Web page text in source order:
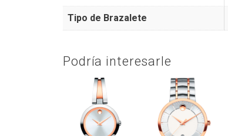
Tipo de Brazalete
Podría interesarle